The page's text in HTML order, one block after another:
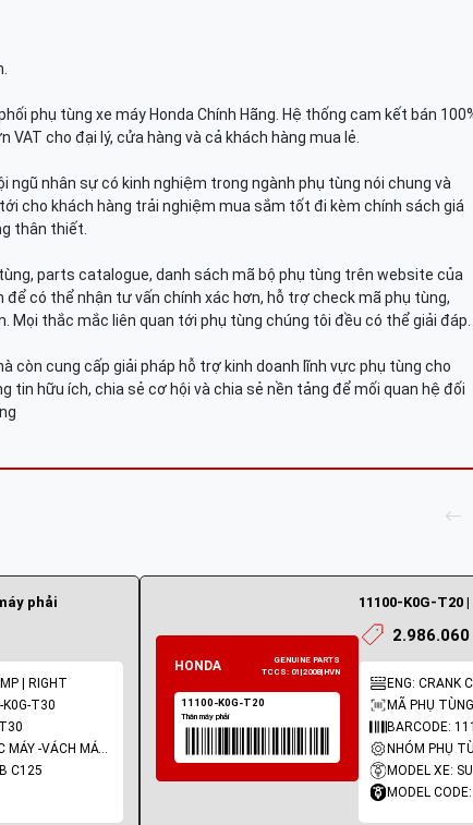
phụ tùng xe máy Honda Chính Hãng. Hệ thống cam kết bán
cho đại lý, cửa hàng và cả khách hàng mua lẻ.
ngũ nhân sự có kinh nghiệm trong ngành phụ tùng nói chung và
cho khách hàng trải nghiệm mua sắm tốt đi kèm chính sách giá
thân thiết.
parts catalogue, danh sách mã bộ phụ tùng trên website của
có thể nhận tư vấn chính xác hơn, hỗ trợ check mã phụ tùng,
Mọi thắc mắc liên quan tới phụ tùng chúng tôi đều có thể giải đáp.
còn cung cấp giải pháp hỗ trợ kinh doanh lĩnh vực phụ tùng cho
tin hữu ích, chia sẻ cơ hội và chia sẻ nền tảng để mối quan hệ đối
phải
| RIGHT
K0G-T30
NHÓM PHỤ TÙNG: LỐC MÁY -VÁCH MÁY - GIOĂNG MÁY
C125
11100-K0G-T20
2.986.060
ENG: CRANK
MÃ PHỤ
BARCODE:
MODEL XE:
MODEL